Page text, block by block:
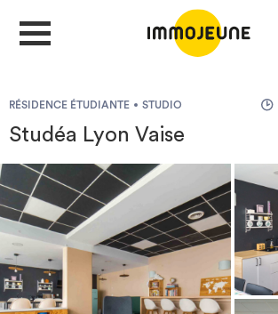
DÉPOSER UNE ANNONCE
Je cherche un logement
Je propose un bien
RÉSIDENCE ÉTUDIANTE STUDIO
Studéa Lyon Vaise